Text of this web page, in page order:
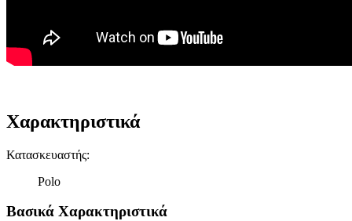
Χαρακτηριστικά
Κατασκευαστής:
Polo
Βασικά Χαρακτηριστικά